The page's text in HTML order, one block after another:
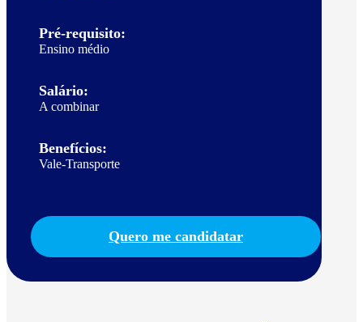
Pré-requisito:
Ensino médio
Salário:
A combinar
Benefícios:
Vale-Transporte
Quero me candidatar